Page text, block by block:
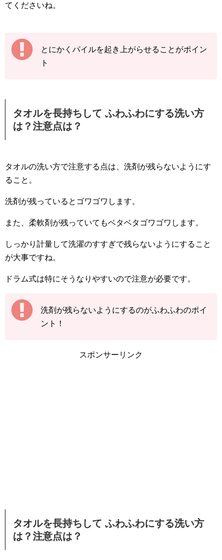
てくださいね。
とにかくパイルを起き上がらせることがポイン
ト
タオルを長持ちして ふわふわにする洗い方
は？注意点は？
タオルの洗い方で注意する点は、洗剤が残らないようにす
ること。
洗剤が残っているとゴワゴワします。
また、柔軟剤が残っていてもベタベタゴワゴワします。
しっかり計量して洗濯のすすぎで残らないようにすること
が大事ですね。
ドラム式は特にそうなりやすいので注意が必要です。
洗剤が残らないようにするのがふわふわのポイ
ント！
スポンサーリンク
タオルを長持ちして ふわふわにする洗い方
は？注意点は？